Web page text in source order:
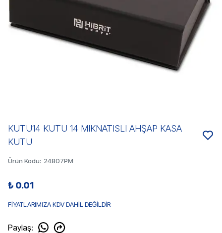
KUTU14 KUTU 14 MIKNATISLI AHŞAP KASA
KUTU
Ürün Kodu: 24807PM
₺ 0.01
FİYATLARIMIZA KDV DAHİL DEĞİLDİR
Paylaş: